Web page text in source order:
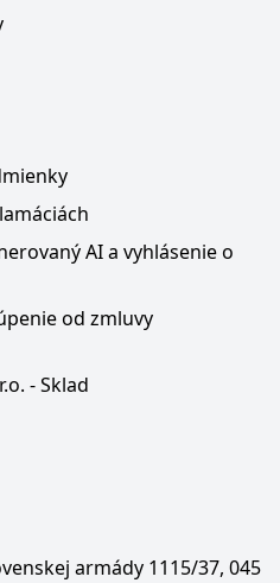
AI a vyhlásenie o
od zmluvy
- Sklad
armády 1115/37, 045